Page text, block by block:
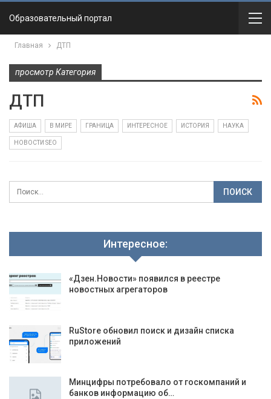
Образовательный портал
Главная ДТП
просмотр Категория
ДТП
АФИША В МИРЕ ГРАНИЦА ИНТЕРЕСНОЕ ИСТОРИЯ НАУКА
НОВОСТИ SEO
Интересное:
«Дзен.Новости» появился в реестре
новостных агрегаторов
RuStore обновил поиск и дизайн списка
приложений
Минцифры потребовало от госкомпаний и
банков информацию об…